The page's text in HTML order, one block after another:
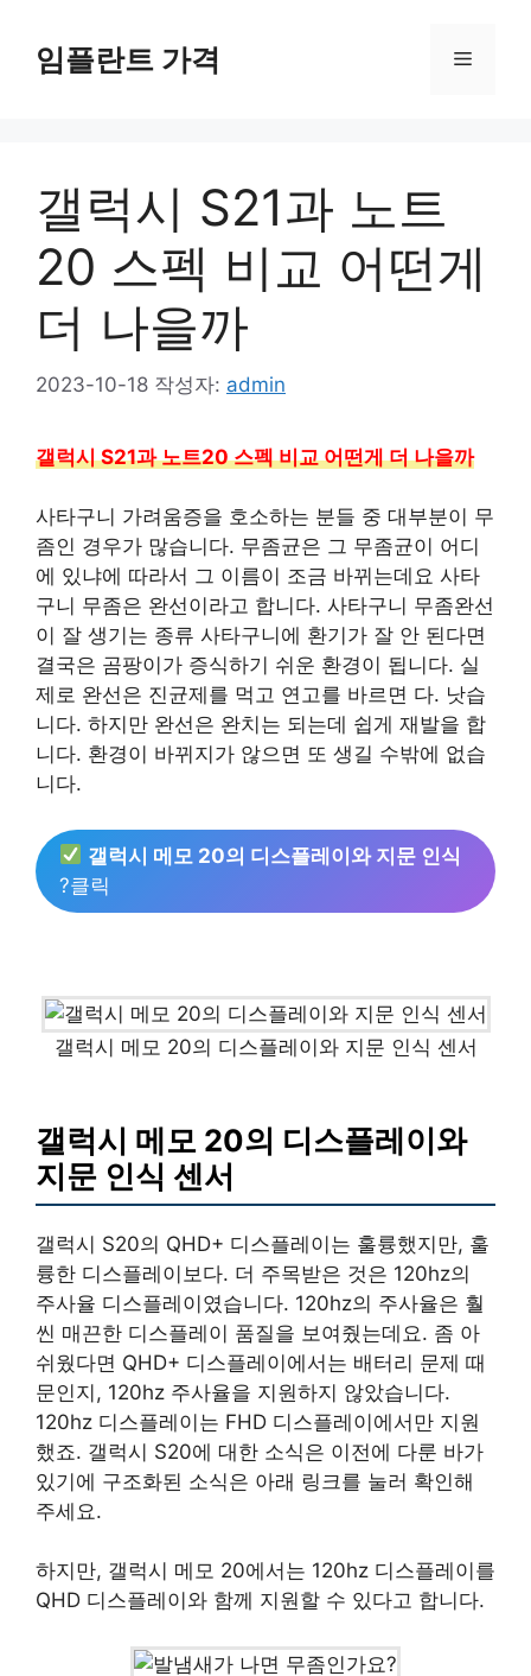
임플란트 가격 메
갤럭시 S21과 노트
20 스펙 비교 어떤게
더 나을까
2023-10-18 작성자: admin
갤럭시 S21과 노트20 스펙 비교 어떤게 더 나을까
사타구니 가려움증을 호소하는 분들 중 대부분이 무
좀인 경우가 많습니다. 무좀균은 그 무좀균이 어디
에 있냐에 따라서 그 이름이 조금 바뀌는데요 사타
구니 무좀은 완선이라고 합니다. 사타구니 무좀완선
이 잘 생기는 종류 사타구니에 환기가 잘 안 된다면
결국은 곰팡이가 증식하기 쉬운 환경이 됩니다. 실
제로 완선은 진균제를 먹고 연고를 바르면 다. 낫습
니다. 하지만 완선은 완치는 되는데 쉽게 재발을 합
니다. 환경이 바뀌지가 않으면 또 생길 수밖에 없습
니다.
갤럭시 메모 20의 디스플레이와 지문 인식
?클릭
갤럭시 메모 20의 디스플레이와 지문 인식 센서
갤럭시 메모 20의 디스플레이와
지문 인식 센서
갤럭시 S20의 QHD+ 디스플레이는 훌륭했지만, 훌
륭한 디스플레이보다. 더 주목받은 것은 120hz의
주사율 디스플레이였습니다. 120hz의 주사율은 훨
씬 매끈한 디스플레이 품질을 보여줬는데요. 좀 아
쉬웠다면 QHD+ 디스플레이에서는 배터리 문제 때
문인지, 120hz 주사율을 지원하지 않았습니다.
120hz 디스플레이는 FHD 디스플레이에서만 지원
했죠. 갤럭시 S20에 대한 소식은 이전에 다룬 바가
있기에 구조화된 소식은 아래 링크를 눌러 확인해
주세요.
하지만, 갤럭시 메모 20에서는 120hz 디스플레이를
QHD 디스플레이와 함께 지원할 수 있다고 합니다.